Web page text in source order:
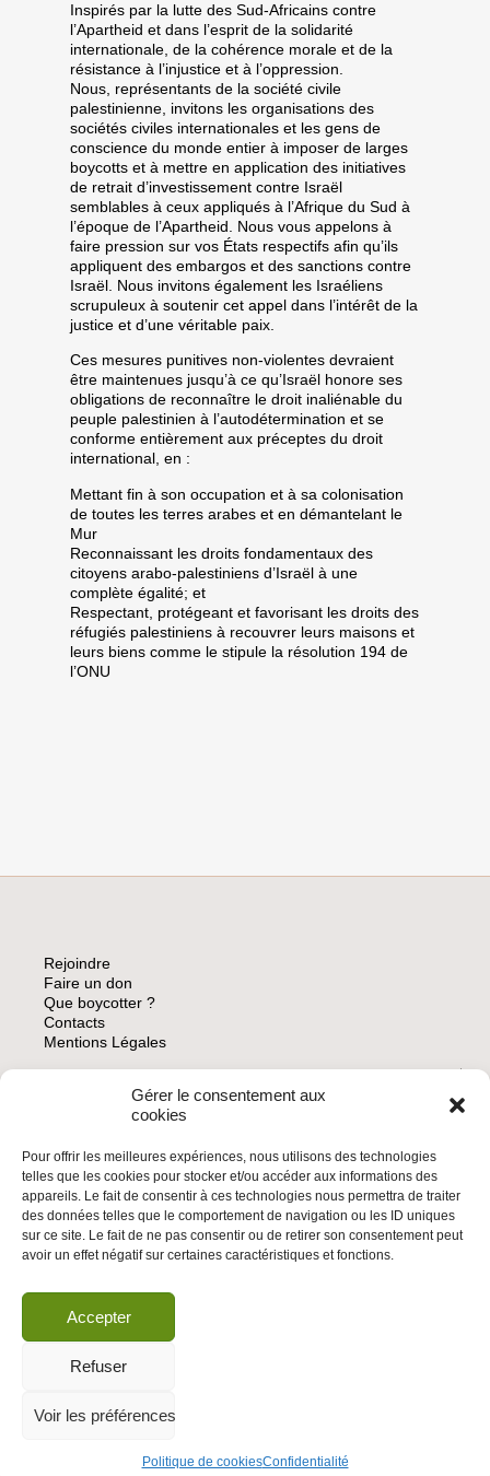
Gérer le consentement aux
cookies
Pour offrir les meilleures expériences, nous utilisons des technologies
telles que les cookies pour stocker et/ou accéder aux informations des
appareils. Le fait de consentir à ces technologies nous permettra de traiter
des données telles que le comportement de navigation ou les ID uniques
sur ce site. Le fait de ne pas consentir ou de retirer son consentement peut
avoir un effet négatif sur certaines caractéristiques et fonctions.
Accepter
Refuser
Voir les préférences
Politique de cookiesConfidentialité
Inspirés par la lutte des Sud-Africains contre
l’Apartheid et dans l’esprit de la solidarité
internationale, de la cohérence morale et de la
résistance à l’injustice et à l’oppression.
Nous, représentants de la société civile
palestinienne, invitons les organisations des
sociétés civiles internationales et les gens de
conscience du monde entier à imposer de larges
boycotts et à mettre en application des initiatives
de retrait d’investissement contre Israël
semblables à ceux appliqués à l’Afrique du Sud à
l’époque de l’Apartheid. Nous vous appelons à
faire pression sur vos États respectifs afin qu’ils
appliquent des embargos et des sanctions contre
Israël. Nous invitons également les Israéliens
scrupuleux à soutenir cet appel dans l’intérêt de la
justice et d’une véritable paix.
Ces mesures punitives non-violentes devraient
être maintenues jusqu’à ce qu’Israël honore ses
obligations de reconnaître le droit inaliénable du
peuple palestinien à l’autodétermination et se
conforme entièrement aux préceptes du droit
international, en :
Mettant fin à son occupation et à sa colonisation
de toutes les terres arabes et en démantelant le
Mur
Reconnaissant les droits fondamentaux des
citoyens arabo-palestiniens d’Israël à une
complète égalité; et
Respectant, protégeant et favorisant les droits des
réfugiés palestiniens à recouvrer leurs maisons et
leurs biens comme le stipule la résolution 194 de
l’ONU
Rejoindre
Faire un don
Que boycotter ?
Contacts
Mentions Légales
ARCHIVES
INSCRIVEZ-VOUS À LA NEWSLETTER
Inscrivez-vous à la Newsletter
Valider
© 2026 | BDS France | Boycott Désinvestissement Sanctions, la réponse